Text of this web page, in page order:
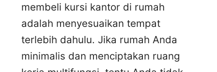
membeli kursi kantor di rumah
adalah menyesuaikan tempat
terlebih dahulu. Jika rumah Anda
minimalis dan menciptakan ruang